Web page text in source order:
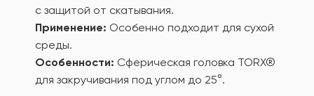
с защитой от скатывания.
Применение: Особенно подходит для сухой
среды.
Особенности: Сферическая головка TORX®
для закручивания под углом до 25°.